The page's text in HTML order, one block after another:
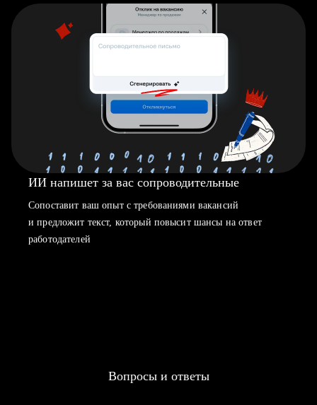
ИИ напишет за вас сопроводительные
Сопоставит ваш опыт с требованиями вакансий
и предложит текст, который повысит шансы на ответ
работодателей
Вопросы и ответы